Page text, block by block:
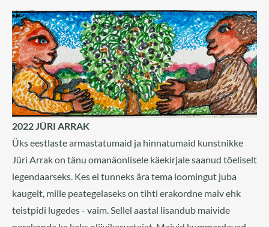
2022 JÜRI ARRAK
Üks eestlaste armastatumaid ja hinnatumaid kunstnikke
Jüri Arrak on tänu omanäonlisele käekirjale saanud tõeliselt
legendaarseks. Kes ei tunneks ära tema loomingut juba
kaugelt, mille peategelaseks on tihti erakordne maiv ehk
teistpidi lugedes - vaim. Sellel aastal lisandub maivide